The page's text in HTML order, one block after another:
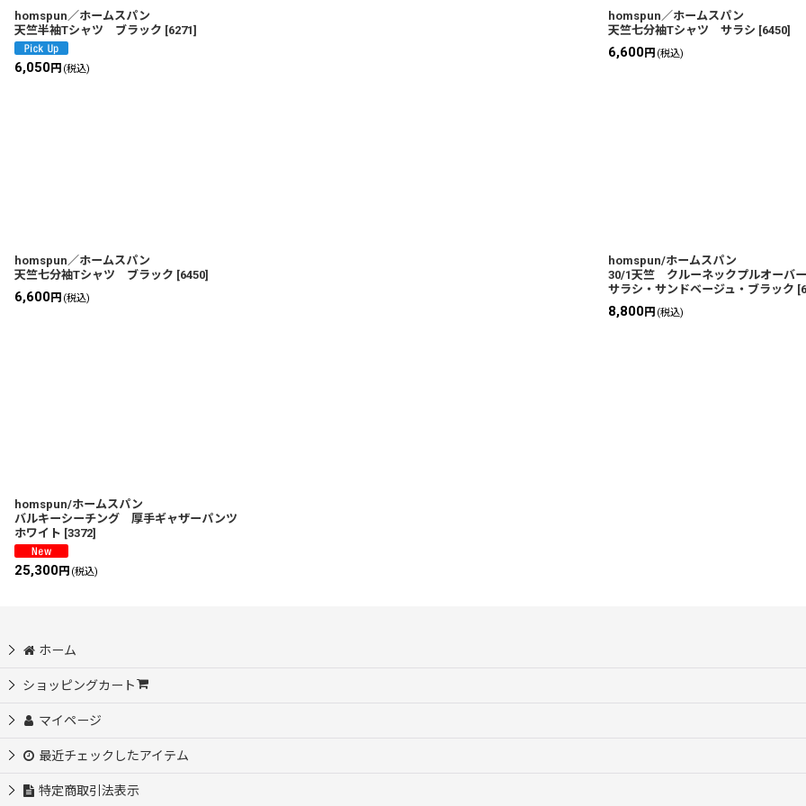
homspun／ホームスパン
天竺半袖Tシャツ ブラック [6271]
6,050円 (税込)
homspun／ホームスパン
天竺七分袖Tシャツ サラシ [6450]
6,600円 (税込)
homspun／ホームスパン
天竺七分袖Tシャツ ブラック [6450]
6,600円 (税込)
homspun/ホームスパン
30/1天竺 クルーネックプルオーバ
サラシ・サンドベージュ・ブラック [
8,800円 (税込)
homspun/ホームスパン
バルキーシーチング 厚手ギャザーパンツ
ホワイト [3372]
25,300円 (税込)
ホーム
ショッピングカート
マイページ
最近チェックしたアイテム
特定商取引法表示